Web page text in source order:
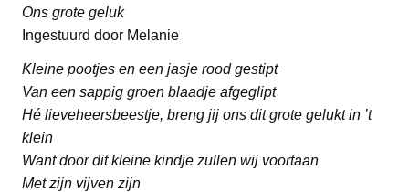
Ons grote geluk
Ingestuurd door Melanie
Kleine pootjes en een jasje rood gestipt
Van een sappig groen blaadje afgeglipt
Hé lieveheersbeestje, breng jij ons dit grote gelukt in ’t
klein
Want door dit kleine kindje zullen wij voortaan
Met zijn vijven zijn